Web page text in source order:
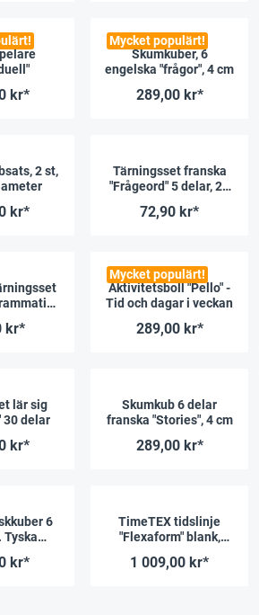
kr*
Mycket populärt!
Skumkuber, 6
engelska "frågor", 4 cm
289,00 kr*
2 st,
kr*
Tärningsset franska
"Frågeord" 5 delar, 20
72,90 kr*
kr*
Mycket populärt!
Aktivitetsboll "Pello" -
Tid och dagar i veckan
289,00 kr*
lär sig
30 delar
kr*
Skumkub 6 delar
franska "Stories", 4 cm
289,00 kr*
6
Tyska
kr*
TimeTEX tidslinje
"Flexaform" blank,
1 009,00 kr*